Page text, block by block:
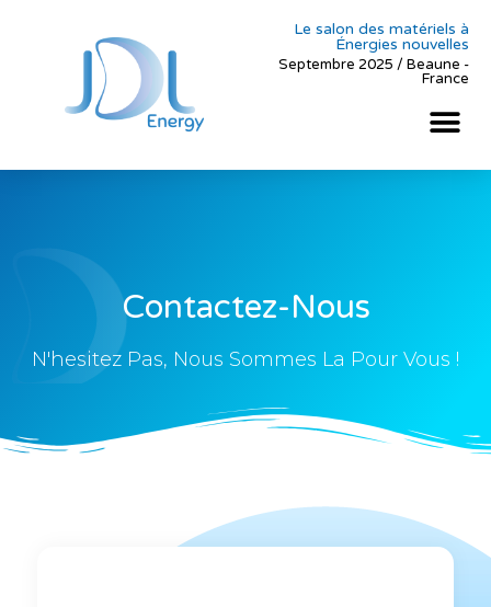
Le salon des matériels à
Énergies nouvelles
Septembre 2025 / Beaune -
France
Contactez-Nous
N'hesitez Pas, Nous Sommes La Pour Vous !